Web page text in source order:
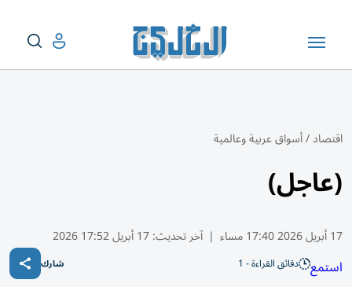
اقتصاد/أسواق عربية وعالمية
(عاجل)
17 أبريل 2026 17:40 مساء | آخر تحديث:17 أبريل 17:52 2026
استمع دقائق القراءة - 1 شارك